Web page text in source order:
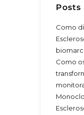
Posts
Como
Como